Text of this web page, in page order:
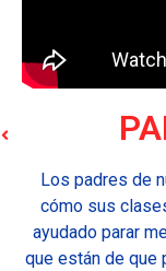
Los padres de
cómo sus
ayudado parar
que están de que